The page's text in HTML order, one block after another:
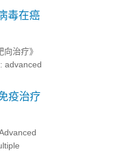
毒在癌
治疗》
advanced
疫治疗